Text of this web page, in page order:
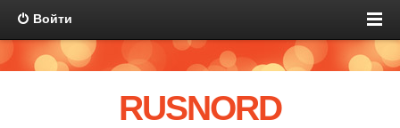
Войти
RUSNORD